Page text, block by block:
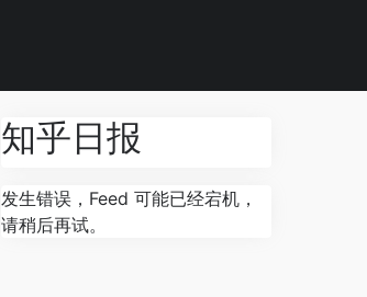
知乎日报
发生错误，Feed 可能已经宕机，
请稍后再试。